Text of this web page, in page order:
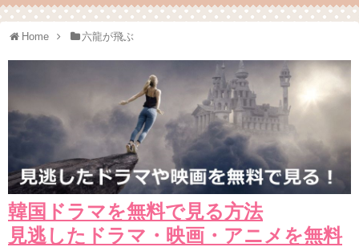
Home 六龍が飛ぶ
韓国ドラマを無料で見る方法
見逃したドラマ・映画・アニメを無料